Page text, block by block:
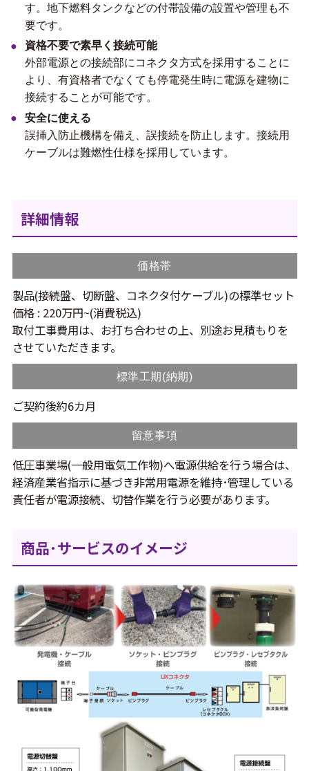
す。地下燃料タンクなどの付帯設備の設置や管理も不
要です。
資格不要で素早く接続可能
外部電源との接続部にコネクタ方式を採用することに
より、有資格者でなくても停電発生時に電源を建物に
接続することが可能です。
安全に使える
誤挿入防止機構を備え、誤接続を防止します。接続用
ケーブルは難燃性仕様を採用しています。
詳細情報
価格帯
製品(接続盤、切断盤、コネクタ付ケーブル)の標準セット
価格 : 220万円~(消費税込)
取付工事費用は、お打ち合わせの上、別途お見積もりを
させていただきます。
標準工期(納期)
ご契約後約6カ月
留意事項
低圧事業場(一般用電気工作物)へ電源供給を行う場合は、
経済産業省指示に基づき非常用電源を維持･管理している
責任者が電源接続、切替作業を行う必要があります。
商品･サービスのイメージ